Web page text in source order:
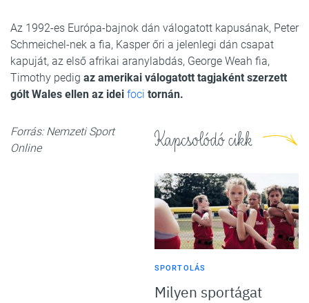
Az 1992-es Európa-bajnok dán válogatott kapusának, Peter
Schmeichel-nek a fia, Kasper őri a jelenlegi dán csapat
kapuját, az első afrikai aranylabdás, George Weah fia,
Timothy pedig az amerikai válogatott tagjaként szerzett
gólt Wales ellen az idei foci tornán.
Kapcsolódó cikk
SPORTOLÁS
Milyen sportágat
Forrás: Nemzeti Sport
Online